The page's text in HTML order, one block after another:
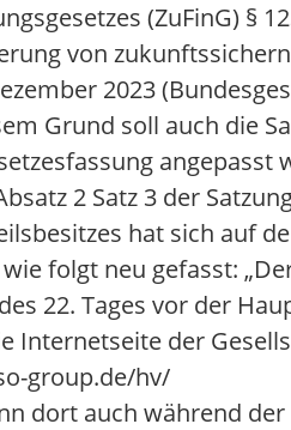
(ZuFinG) §
von
2023
Grund soll auch die
2 Satz 3 der
hat sich auf
folgt neu gefasst:
22. Tages vor der
Internetseite der
group.de/hv/
dort auch während